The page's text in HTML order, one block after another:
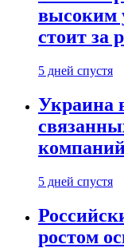
высоким
стоит за
5 дней спустя
Украина
5 дней спустя
ростом